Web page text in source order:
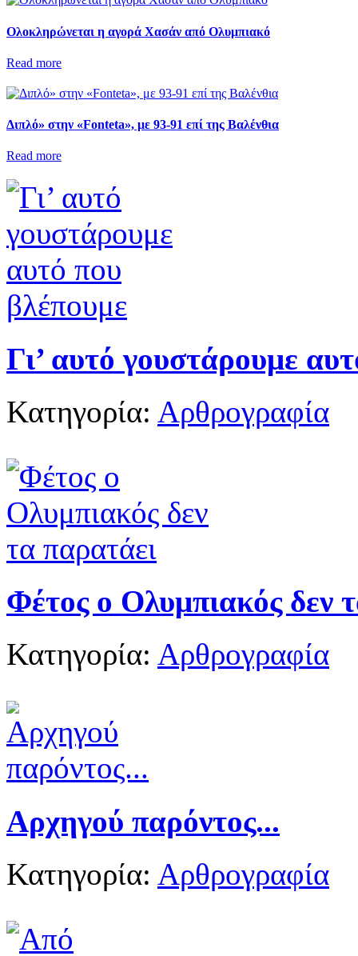
Ολοκληρώνεται η αγορά Χασάν από Ολυμπιακό
Read more
Διπλό» στην «Fonteta», με 93-91 επί της Βαλένθια
Read more
Γι’ αυτό γουστάρουμε
Κατηγορία: Αρθρογραφία
Φέτος ο Ολυμπιακός δεν
Κατηγορία: Αρθρογραφία
Αρχηγού παρόντος...
Κατηγορία: Αρθρογραφία